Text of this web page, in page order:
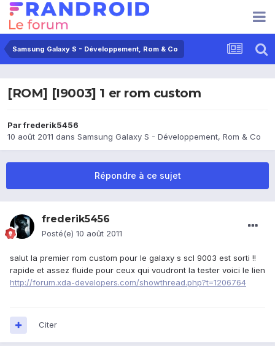
Samsung Galaxy S - Développement, Rom & Co
[ROM] [I9003] 1 er rom custom
Parfrederik5456
10 août 2011 dans Samsung Galaxy S - Développement, Rom & Co
Répondre à ce sujet
frederik5456
Posté(e) 10 août 2011
salut la premier rom custom pour le galaxy s scl 9003 est sorti !!
rapide et assez fluide pour ceux qui voudront la tester voici le lien
http://forum.xda-developers.com/showthread.php?t=1206764
Citer